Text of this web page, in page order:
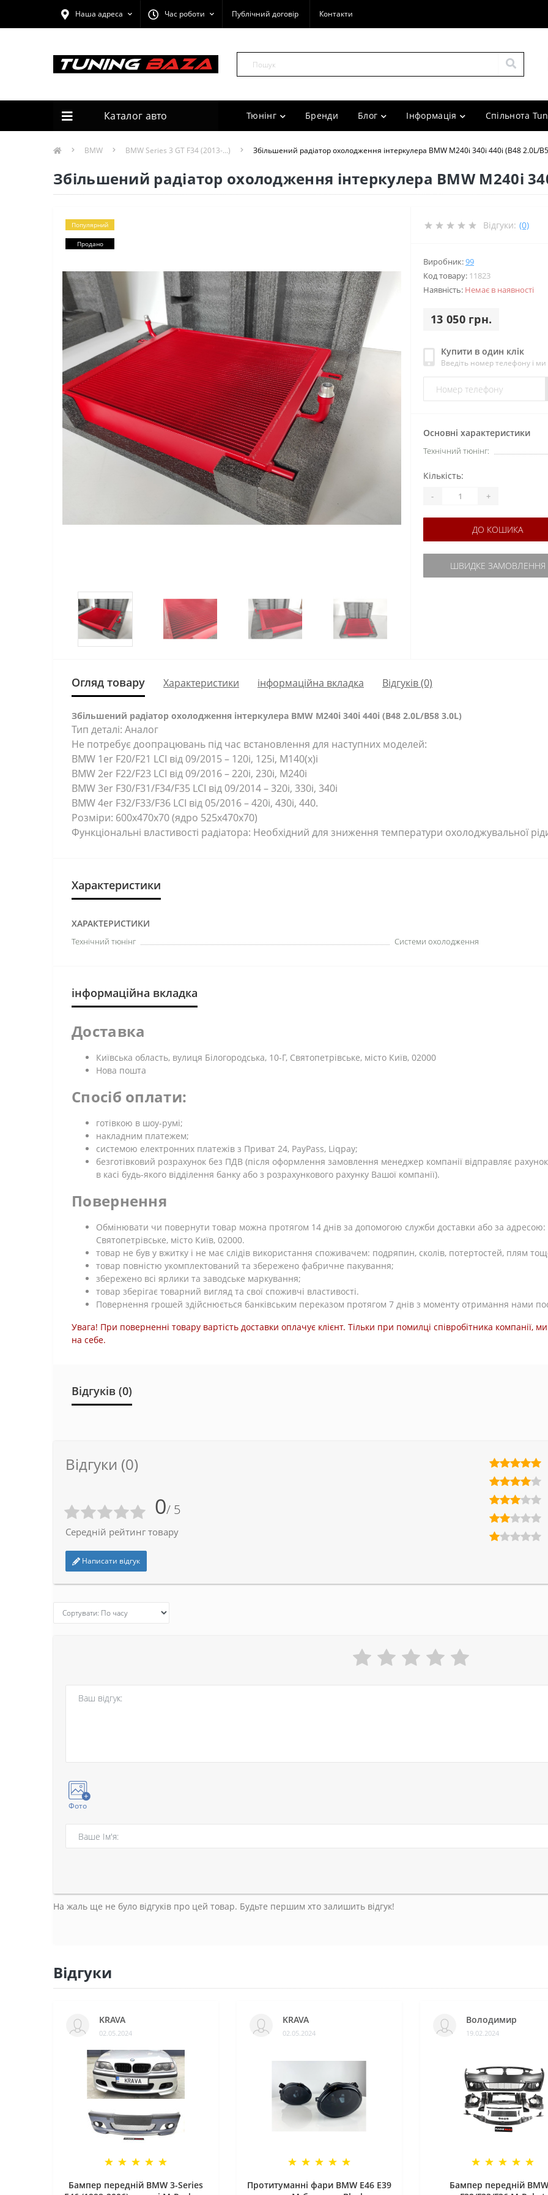
Наша адреса Час роботи Публічний договір Контакти
Каталог авто Тюнінг Бренди Блог Інформація Спільнота
BMW BMW Series 3 GT F34 (2013-...) Збільшений радіатор охолодження інтеркулера BMW M240i 340i 440i (B48 2.0L/
Збільшений радіатор охолодження інтеркулера BMW M240i
Популярний
Продано
Відгуки: (0)
Виробник:99
Код товару: 11823
Наявність: Немає в наявності
13 050 грн.
Купити в один клік
Введіть номер телефону і
Основні характеристики
Технічний тюнінг:
Кількість:
- +
ДО КОШИКА
ШВИДКЕ ЗАМОВЛЕННЯ
Огляд товару Характеристики інформаційна вкладка Відгуків (0)
Збільшений радіатор охолодження інтеркулера BMW M240i 340i 440i (B48 2.0L/B58 3.0L)
Тип деталі: Аналог
Не потребує доопрацювань під час встановлення для наступних моделей:
BMW 1er F20/F21 LCI від 09/2015 – 120i, 125i, M140(x)i
BMW 2er F22/F23 LCI від 09/2016 – 220i, 230i, M240i
BMW 3er F30/F31/F34/F35 LCI від 09/2014 – 320i, 330i, 340i
BMW 4er F32/F33/F36 LCI від 05/2016 – 420i, 430i, 440.
Розміри: 600х470х70 (ядро 525х470х70)
Функціональні властивості радіатора: Необхідний для зниження температури охолоджувальної
Характеристики
ХАРАКТЕРИСТИКИ
Технічний тюнінг Системи охолодження
інформаційна вкладка
Доставка
Київська область, вулиця Білогородська, 10-Г, Святопетрівське, місто Київ, 02000
Нова пошта
Спосіб оплати:
готівкою в шоу-румі;
накладним платежем;
системою електронних платежів з Приват 24, PayPass, Liqpay;
безготівковий розрахунок без ПДВ (після оформлення замовлення менеджер компанії відправляє
в касі будь-якого відділення банку або з розрахункового рахунку Вашої компанії).
Повернення
Обмінювати чи повернути товар можна протягом 14 днів за допомогою служби доставки або за адресою:
Святопетрівське, місто Київ, 02000.
товар не був у вжитку і не має слідів використання споживачем: подряпин, сколів, потертостей, плям
товар повністю укомплектований та збережено фабричне пакування;
збережено всі ярлики та заводське маркування;
товар зберігає товарний вигляд та свої споживчі властивості.
Повернення грошей здійснюється банківським переказом протягом 7 днів з моменту отримання нами
Увага! При поверненні товару вартість доставки оплачує клієнт. Тільки при помилці співробітника
на себе.
Відгуків (0)
Відгуки (0)
0/ 5
Середній рейтинг товару
Написати відгук
Фото
На жаль ще не було відгуків про цей товар. Будьте першим хто залишить відгук!
Відгуки
KRAVA
02.05.2024
Бампер передній BMW 3-Series
KRAVA
02.05.2024
Протитуманні фари BMW E46 E39
Володимир
19.02.2024
Бампер передній